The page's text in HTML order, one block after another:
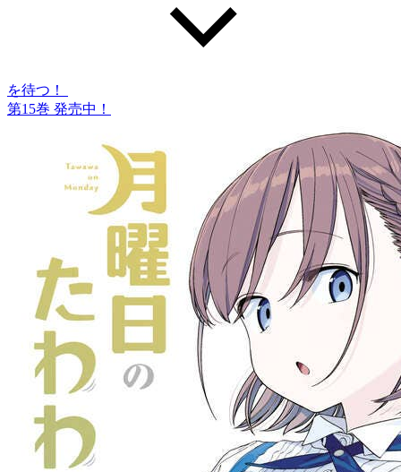
を待つ！
第15巻 発売中！